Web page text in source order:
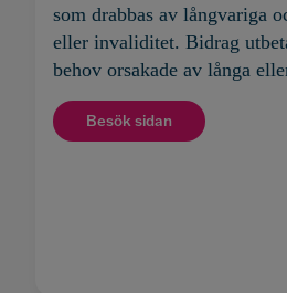
som drabbas av långvariga
eller invaliditet. Bidrag
behov orsakade av långa
Besök sidan